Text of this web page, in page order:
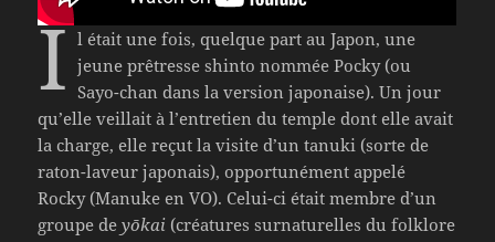
I l était une fois, quelque part au Japon, une
jeune prêtresse shinto nommée Pocky (ou
Sayo-chan dans la version japonaise). Un jour
qu’elle veillait à l’entretien du temple dont elle avait
la charge, elle reçut la visite d’un tanuki (sorte de
raton-laveur japonais), opportunément appelé
Rocky (Manuke en VO). Celui-ci était membre d’un
groupe deyōkai (créatures surnaturelles du folklore